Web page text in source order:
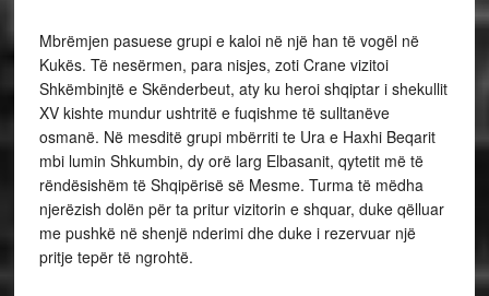
Mbrëmjen pasuese grupi e kaloi në një han të vogël në
Kukës. Të nesërmen, para nisjes, zoti Crane vizitoi
Shkëmbinjtë e Skënderbeut, aty ku heroi shqiptar i shekullit
XV kishte mundur ushtritë e fuqishme të sulltanëve
osmanë. Në mesditë grupi mbërriti te Ura e Haxhi Beqarit
mbi lumin Shkumbin, dy orë larg Elbasanit, qytetit më të
rëndësishëm të Shqipërisë së Mesme. Turma të mëdha
njerëzish dolën për ta pritur vizitorin e shquar, duke qëlluar
me pushkë në shenjë nderimi dhe duke i rezervuar një
pritje tepër të ngrohtë.